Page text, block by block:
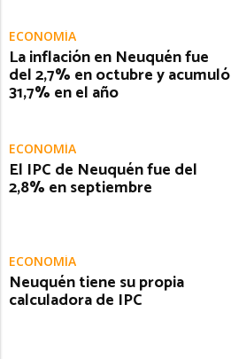
ECONOMÍA
La inflación en Neuquén fue
del 2,7% en octubre y acumuló
31,7% en el año
ECONOMÍA
El IPC de Neuquén fue del
2,8% en septiembre
ECONOMÍA
Neuquén tiene su propia
calculadora de IPC